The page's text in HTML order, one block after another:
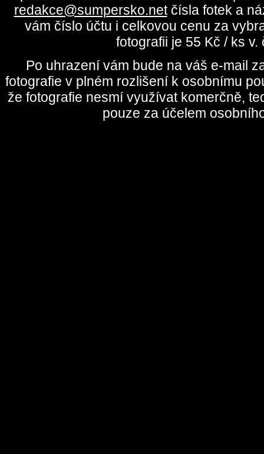
redakce@sumpersko.netčísla fotek a
vám číslo účtu i celkovou cenu za
fotografii je 55 Kč / ks v.
Po uhrazení vám bude na váš e-mail
fotografie v plném rozlišení k osobnímu
že fotografie nesmí využívat komerčně,
pouze za účelem